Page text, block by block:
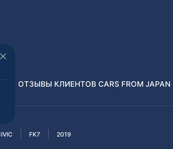
ОТЗЫВЫ КЛИЕНТОВ CARS FROM JAPAN
FK7 2019